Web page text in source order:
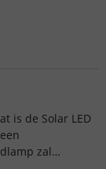
is de Solar LED
zal